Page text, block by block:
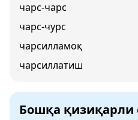
чарс-чарс
чарс-чурс
чарсилламоқ
чарсиллатиш
Бошқа қизиқарли